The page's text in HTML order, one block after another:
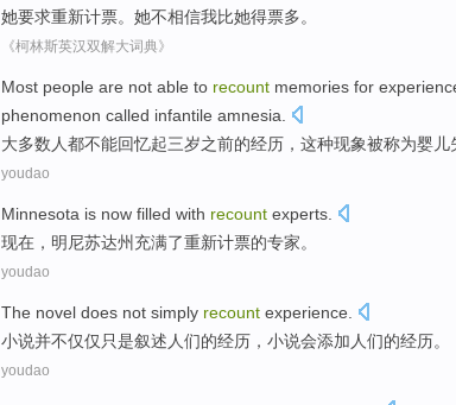
她要求重新计票。她不相信我比她得票多。
《柯林斯英汉双解大词典》
Most people are not able to recount memories for
phenomenon called infantile amnesia
大多数 人都不能回忆起三岁之前的经历 ， 这种现象被称为婴儿
youdao
Minnesota is now filled with recount experts
现在 ， 明尼苏达州 充满了重新计票的专家。
youdao
The novel does not simply recount experience
小说并不仅仅只是叙述 人们的经历，小说会添加人们的经历。
youdao